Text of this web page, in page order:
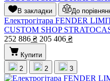
В закладки До
Електрогітара FENDER
CUSTOM SHOP
252 886 ₴ 205 406 ₴
Купити
2
2 3